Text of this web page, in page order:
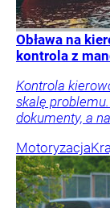
Obława na
kontrola z
Kontrola
skalę
dokumenty, a
Motoryzacja